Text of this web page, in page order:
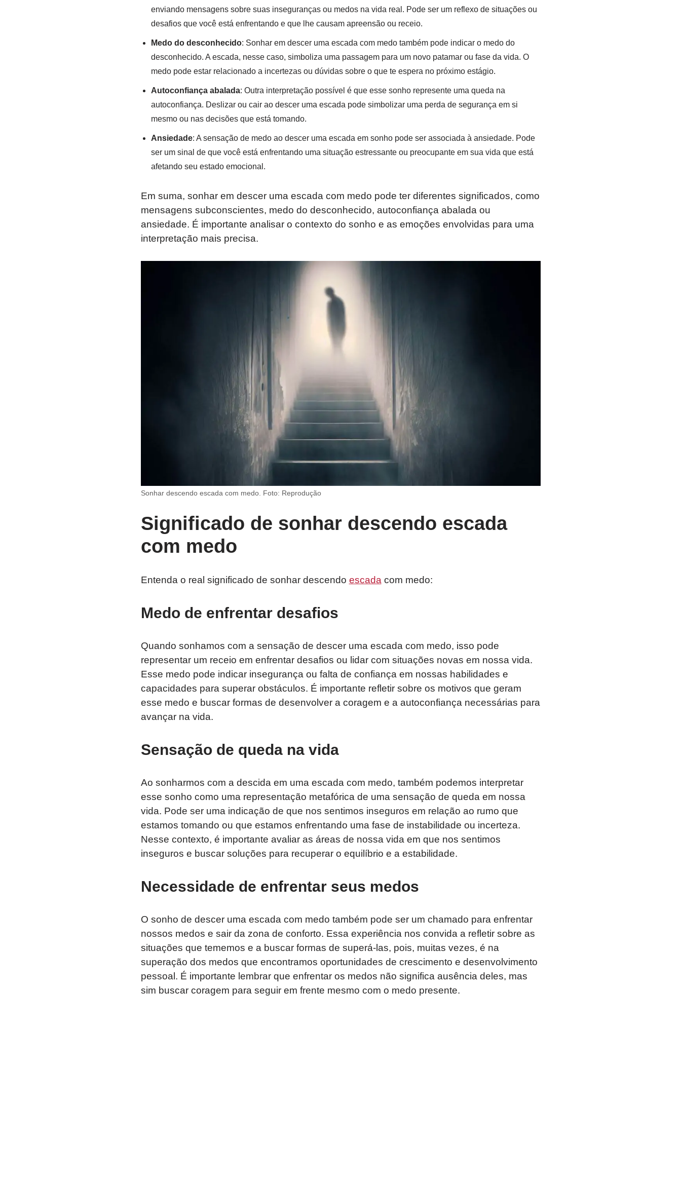
enviando mensagens sobre suas inseguranças ou medos na vida real. Pode ser um reflexo de situações ou
desafios que você está enfrentando e que lhe causam apreensão ou receio.
Medo do desconhecido: Sonhar em descer uma escada com medo também pode indicar o medo do
desconhecido. A escada, nesse caso, simboliza uma passagem para um novo patamar ou fase da vida. O
medo pode estar relacionado a incertezas ou dúvidas sobre o que te espera no próximo estágio.
Autoconfiança abalada: Outra interpretação possível é que esse sonho represente uma queda na
autoconfiança. Deslizar ou cair ao descer uma escada pode simbolizar uma perda de segurança em si
mesmo ou nas decisões que está tomando.
Ansiedade: A sensação de medo ao descer uma escada em sonho pode ser associada à ansiedade. Pode
ser um sinal de que você está enfrentando uma situação estressante ou preocupante em sua vida que está
afetando seu estado emocional.
Em suma, sonhar em descer uma escada com medo pode ter diferentes significados, como
mensagens subconscientes, medo do desconhecido, autoconfiança abalada ou
ansiedade. É importante analisar o contexto do sonho e as emoções envolvidas para uma
interpretação mais precisa.
Sonhar descendo escada com medo. Foto: Reprodução
Significado de sonhar descendo escada
com medo
Entenda o real significado de sonhar descendo escada com medo:
Medo de enfrentar desafios
Quando sonhamos com a sensação de descer uma escada com medo, isso pode
representar um receio em enfrentar desafios ou lidar com situações novas em nossa vida.
Esse medo pode indicar insegurança ou falta de confiança em nossas habilidades e
capacidades para superar obstáculos. É importante refletir sobre os motivos que geram
esse medo e buscar formas de desenvolver a coragem e a autoconfiança necessárias para
avançar na vida.
Sensação de queda na vida
Ao sonharmos com a descida em uma escada com medo, também podemos interpretar
esse sonho como uma representação metafórica de uma sensação de queda em nossa
vida. Pode ser uma indicação de que nos sentimos inseguros em relação ao rumo que
estamos tomando ou que estamos enfrentando uma fase de instabilidade ou incerteza.
Nesse contexto, é importante avaliar as áreas de nossa vida em que nos sentimos
inseguros e buscar soluções para recuperar o equilíbrio e a estabilidade.
Necessidade de enfrentar seus medos
O sonho de descer uma escada com medo também pode ser um chamado para enfrentar
nossos medos e sair da zona de conforto. Essa experiência nos convida a refletir sobre as
situações que tememos e a buscar formas de superá-las, pois, muitas vezes, é na
superação dos medos que encontramos oportunidades de crescimento e desenvolvimento
pessoal. É importante lembrar que enfrentar os medos não significa ausência deles, mas
sim buscar coragem para seguir em frente mesmo com o medo presente.